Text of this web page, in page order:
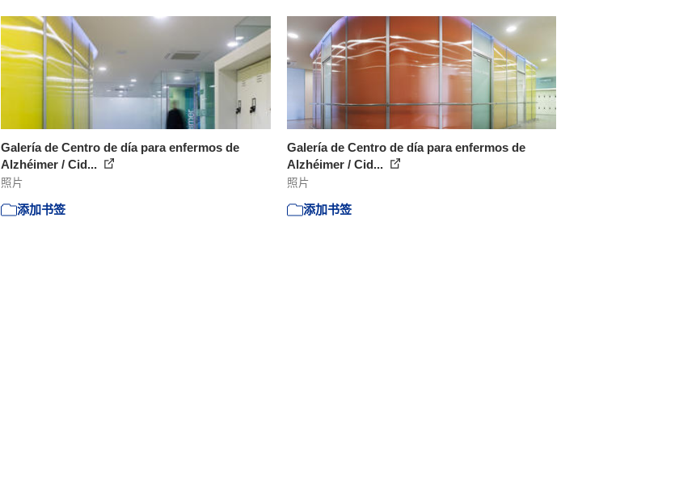
Galería de Centro de día para enfermos de
Alzhéimer / Cid...
照片
添加书签
Galería de Centro de día para enfermos de
Alzhéimer / Cid...
照片
添加书签